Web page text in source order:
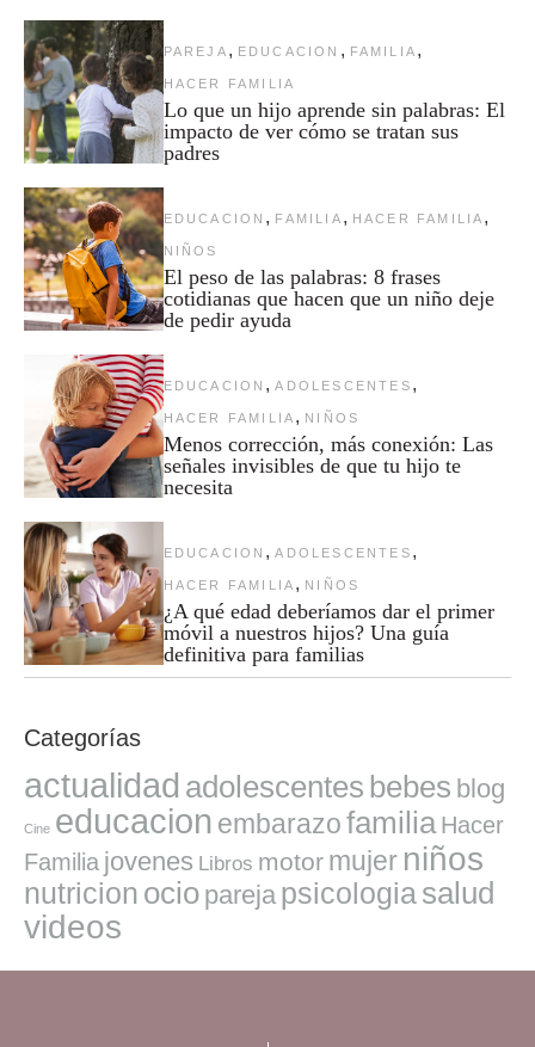
PAREJA , EDUCACION , FAMILIA ,
HACER FAMILIA
Lo que un hijo aprende sin palabras: El
impacto de ver cómo se tratan sus
padres
EDUCACION , FAMILIA , HACER FAMILIA ,
NIÑOS
El peso de las palabras: 8 frases
cotidianas que hacen que un niño deje
de pedir ayuda
EDUCACION , ADOLESCENTES ,
HACER FAMILIA , NIÑOS
Menos corrección, más conexión: Las
señales invisibles de que tu hijo te
necesita
EDUCACION , ADOLESCENTES ,
HACER FAMILIA , NIÑOS
¿A qué edad deberíamos dar el primer
móvil a nuestros hijos? Una guía
definitiva para familias
Categorías
actualidad adolescentes bebes blog
Cine educacion embarazofamilia Hacer
Familia jovenes Libros motor mujer niños
nutricion ocio pareja psicologiasalud
videos